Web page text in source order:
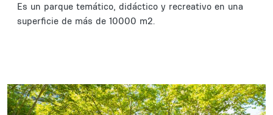
Es un parque temático, didáctico y recreativo en una
superficie de más de 10000 m2.